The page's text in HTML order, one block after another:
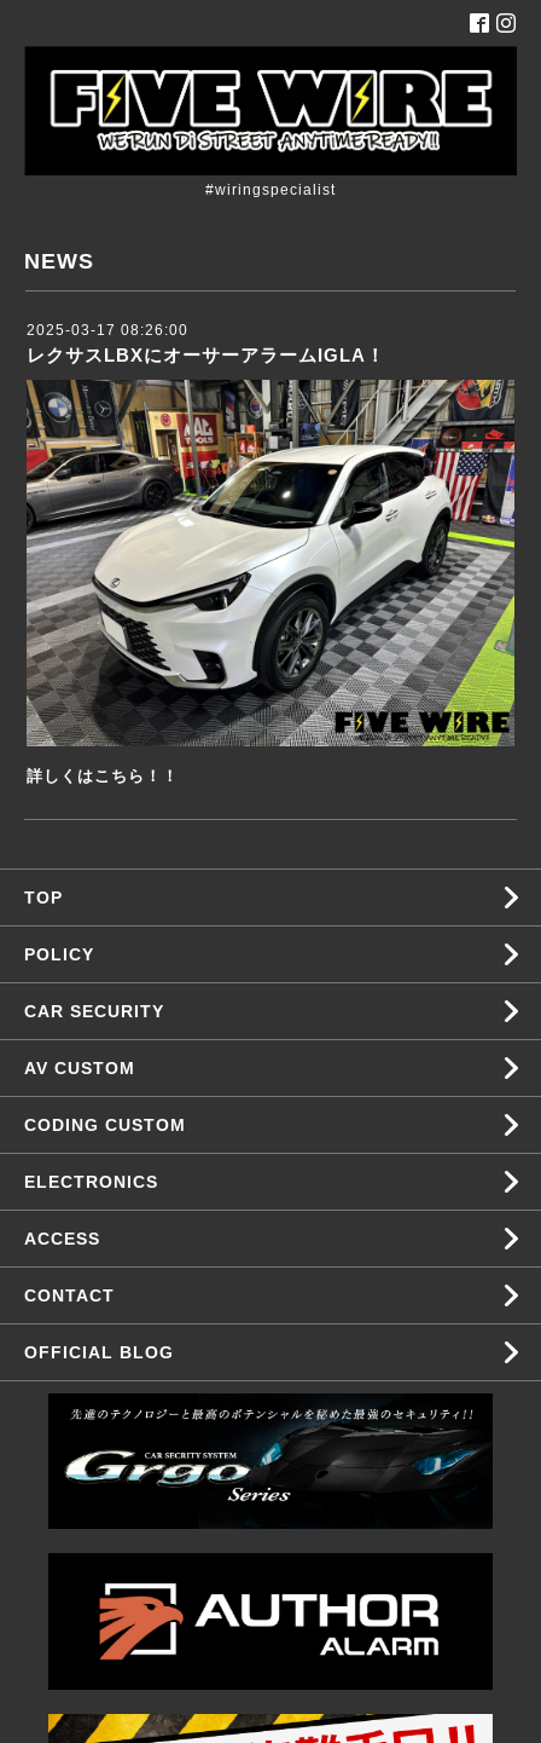
#wiringspecialist
NEWS
2025-03-17 08:26:00
レクサスLBXにオーサーアラームIGLA！
詳しくはこちら！！
TOP
POLICY
CAR SECURITY
AV CUSTOM
CODING CUSTOM
ELECTRONICS
ACCESS
CONTACT
OFFICIAL BLOG